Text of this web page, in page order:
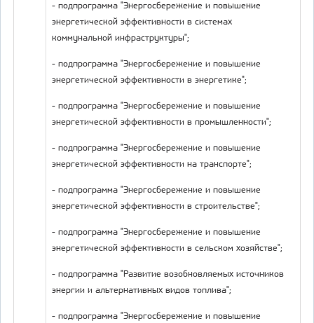
- подпрограмма "Энергосбережение и повышение
энергетической эффективности в системах
коммунальной инфраструктуры";
- подпрограмма "Энергосбережение и повышение
энергетической эффективности в энергетике";
- подпрограмма "Энергосбережение и повышение
энергетической эффективности в промышленности";
- подпрограмма "Энергосбережение и повышение
энергетической эффективности на транспорте";
- подпрограмма "Энергосбережение и повышение
энергетической эффективности в строительстве";
- подпрограмма "Энергосбережение и повышение
энергетической эффективности в сельском хозяйстве";
- подпрограмма "Развитие возобновляемых источников
энергии и альтернативных видов топлива";
- подпрограмма "Энергосбережение и повышение